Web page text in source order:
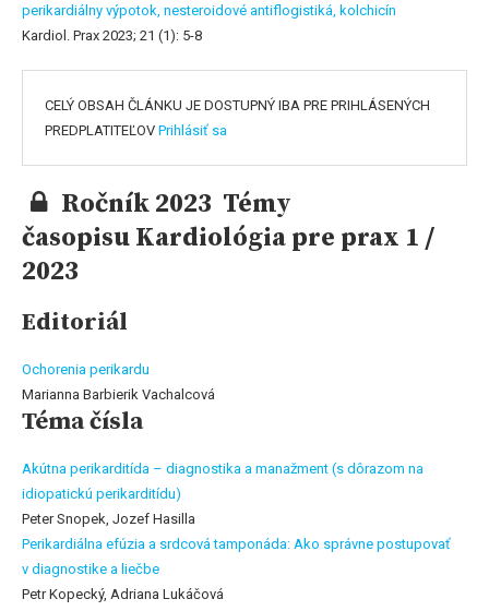
perikardiálny výpotok, nesteroidové antiflogistiká, kolchicín
Kardiol. Prax 2023; 21 (1): 5-8
CELÝ OBSAH ČLÁNKU JE DOSTUPNÝ IBA PRE PRIHLÁSENÝCH
PREDPLATITEĽOV Prihlásiť sa
Ročník 2023 Témy
časopisu Kardiológia pre prax 1 /
2023
Editoriál
Ochorenia perikardu
Marianna Barbierik Vachalcová
Téma čísla
Akútna perikarditída – diagnostika a manažment (s dôrazom na
idiopatickú perikarditídu)
Peter Snopek, Jozef Hasilla
Perikardiálna efúzia a srdcová tamponáda: Ako správne postupovať
v diagnostike a liečbe
Petr Kopecký, Adriana Lukáčová